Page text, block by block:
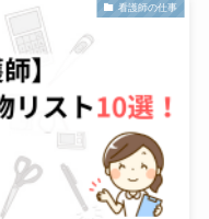
看護師の仕事